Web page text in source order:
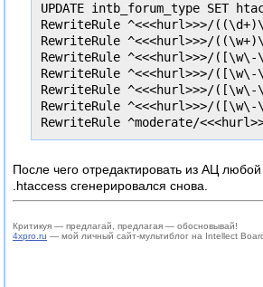
UPDATE intb_forum_type SET
RewriteRule ^<<<hurl>>>/
RewriteRule ^<<<hurl>>>/
RewriteRule ^<<<hurl>>>/([\w\-
RewriteRule ^<<<hurl>>>/([\w\-
RewriteRule ^<<<hurl>>>/([\w\-
RewriteRule ^<<<hurl>>>/([\w\-
RewriteRule ^moderate/
После чего отредактировать из АЦ
.htaccess сгенерировался снова.
Критикуя — предлагай, предлагая — обосновывай!
4xpro.ru — мой личный сайт-мультиблог на Intellect